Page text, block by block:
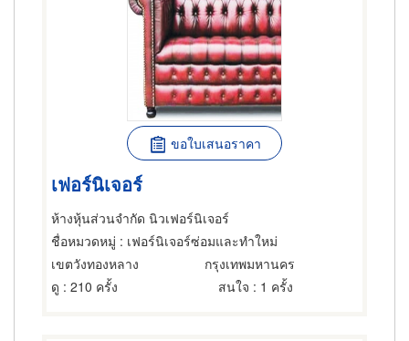
ขอใบเสนอราคา
เฟอร์นิเจอร์
ห้างหุ้นส่วนจำกัด นิวเฟอร์นิเจอร์
ชื่อหมวดหมู่ : เฟอร์นิเจอร์ซ่อมและทำใหม่
เขตวังทองหลาง
กรุงเทพมหานคร
ดู : 210 ครั้ง สนใจ : 1 ครั้ง